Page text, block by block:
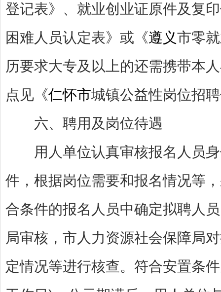
登记表》、就业创业证原件及复
困难人员认定表》或《遵义市零
历要求大专及以上的还需携带本
点见《仁怀市城镇公益性岗位招
六、聘用及岗位待遇
用人单位认真审核报名人员身
件，根据岗位需要和报名情况等
合条件的报名人员中确定拟聘人
局审核，市人力资源社会保障局
定情况等进行核查。符合安置条